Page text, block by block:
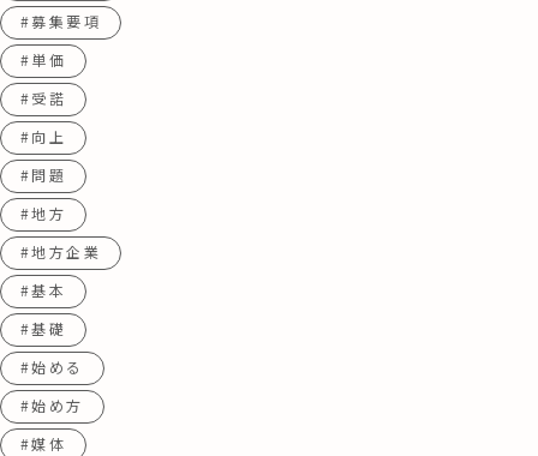
#募集要項
#単価
#受諾
#向上
#問題
#地方
#地方企業
#基本
#基礎
#始める
#始め方
#媒体